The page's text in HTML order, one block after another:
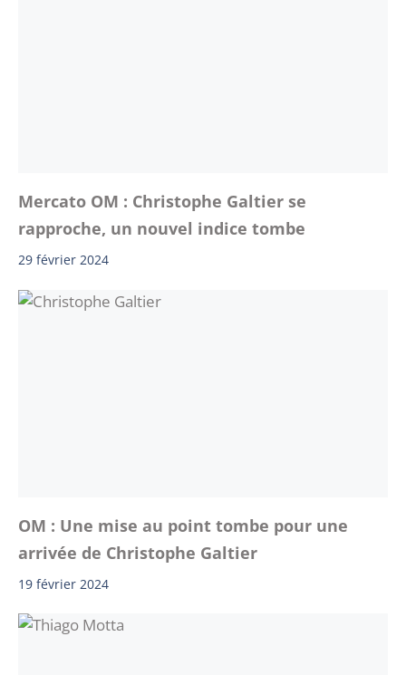
Mercato OM : Christophe Galtier se
rapproche, un nouvel indice tombe
29 février 2024
OM : Une mise au point tombe pour une
arrivée de Christophe Galtier
19 février 2024